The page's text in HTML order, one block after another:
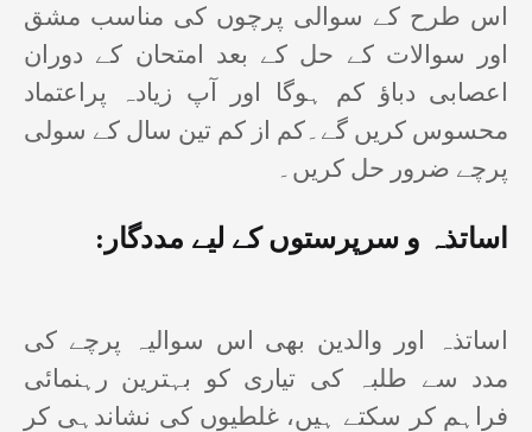
اس طرح کے سوالی پرچوں کی مناسب مشق
اور سوالات کے حل کے بعد امتحان کے دوران
اعصابی دباؤ کم ہوگا اور آپ زیادہ پراعتماد
محسوس کریں گے۔کم از کم تین سال کے سولی
پرچے ضرور حل کریں۔
اساتذہ و سرپرستوں کے لیے مددگار :
اساتذہ اور والدین بھی اس سوالیہ پرچے کی
مدد سے طلبہ کی تیاری کو بہترین رہنمائی
فراہم کر سکتے ہیں، غلطیوں کی نشاندہی کر